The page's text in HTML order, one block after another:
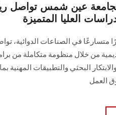
عين شمس تواصل
العليا المتميزة
متسارعًا في الصناعات الدوائية،
من خلال منظومة متكاملة من
البحثي والتطبيقات المهنية
العمل